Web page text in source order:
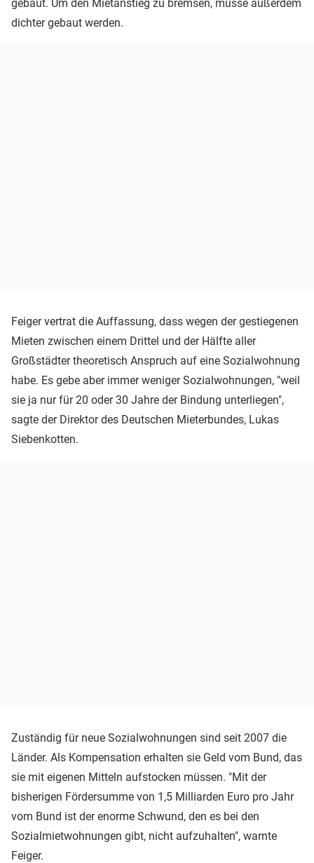
gebaut. Um den Mietanstieg zu bremsen, müsse außerdem
dichter gebaut werden.
Feiger vertrat die Auffassung, dass wegen der gestiegenen
Mieten zwischen einem Drittel und der Hälfte aller
Großstädter theoretisch Anspruch auf eine Sozialwohnung
habe. Es gebe aber immer weniger Sozialwohnungen, "weil
sie ja nur für 20 oder 30 Jahre der Bindung unterliegen",
sagte der Direktor des Deutschen Mieterbundes, Lukas
Siebenkotten.
Zuständig für neue Sozialwohnungen sind seit 2007 die
Länder. Als Kompensation erhalten sie Geld vom Bund, das
sie mit eigenen Mitteln aufstocken müssen. "Mit der
bisherigen Fördersumme von 1,5 Milliarden Euro pro Jahr
vom Bund ist der enorme Schwund, den es bei den
Sozialmietwohnungen gibt, nicht aufzuhalten", warnte
Feiger.